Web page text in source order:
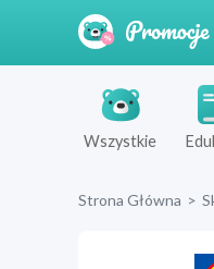
Wszystkie
Strona Główna >